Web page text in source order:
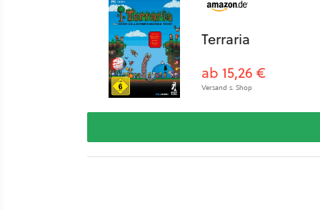
Terraria
ab 15,26 €
Versand s. Shop